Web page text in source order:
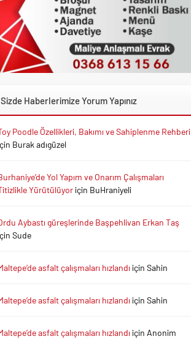
Sizde Haberlerimize Yorum Yapınız
Poodle Özellikleri, Bakımı ve Sahiplenme Rehberi
Burak adıgüzel
Yol Yapım ve Onarım Çalışmaları
Yürütülüyoriçin BuHraniyeli
Aybastı güreşlerinde Başpehlivan Erkan Taş
Sude
asfalt çalışmaları hızlandı içinSahin
asfalt çalışmaları hızlandı içinSahin
asfalt çalışmaları hızlandı için Anonim